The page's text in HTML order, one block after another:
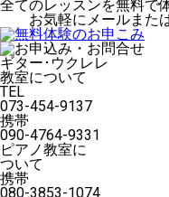
全てのレッスンを無料で
お気軽にメールまたは
ギター･ウクレレ
教室について
TEL
073-454-9137
携帯
090-4764-9331
ピアノ教室に
ついて
携帯
080-3853-1074